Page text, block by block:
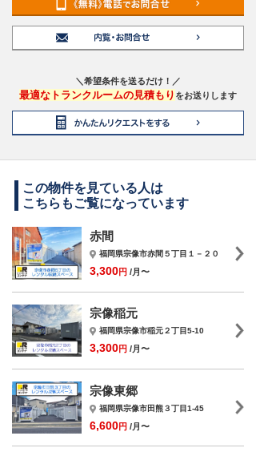
＼希望条件を送るだけ！／
最適なトランクルームの見積もり をお送りします
この物件を見ている人は
こちらもご覧になっています
赤間
福岡県宗像市赤間５丁目１－２０
3,300円 /月〜
宗像稲元
福岡県宗像市稲元２丁目5-10
3,300円 /月〜
宗像東郷
福岡県宗像市田熊３丁目1-45
6,600円 /月〜